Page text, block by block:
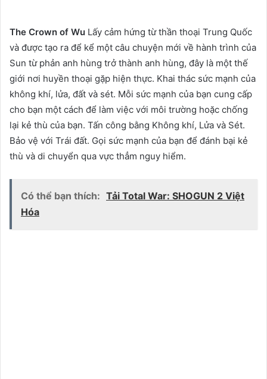
The Crown of Wu Lấy cảm hứng từ thần thoại Trung Quốc
và được tạo ra để kể một câu chuyện mới về hành trình của
Sun từ phản anh hùng trở thành anh hùng, đây là một thế
giới nơi huyền thoại gặp hiện thực. Khai thác sức mạnh của
không khí, lửa, đất và sét. Mỗi sức mạnh của bạn cung cấp
cho bạn một cách để làm việc với môi trường hoặc chống
lại kẻ thù của bạn. Tấn công bằng Không khí, Lửa và Sét.
Bảo vệ với Trái đất. Gọi sức mạnh của bạn để đánh bại kẻ
thù và di chuyển qua vực thẳm nguy hiểm.
Có thể bạn thích: Tải Total War: SHOGUN 2 Việt
Hóa